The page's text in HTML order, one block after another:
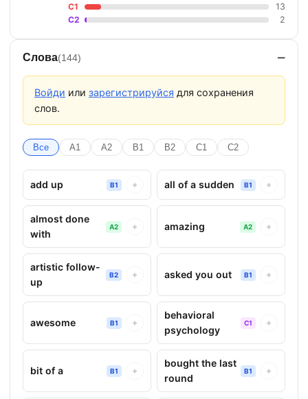
C1
13
C2
2
Слова(144) −
Войди или зарегистрируйся для сохранения
слов.
Все A1 A2 B1 B2 C1 C2
add up B1 + all of a sudden B1 +
almost done
with
A2 + amazing A2 +
artistic follow-
up
B2 + asked you out B1 +
awesome B1 +
behavioral
psychology
C1 +
bit of a B1 +
bought the last
round
B1 +